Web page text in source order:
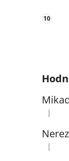
|
|